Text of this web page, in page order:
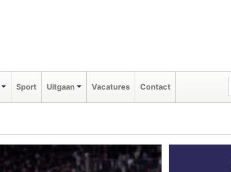
Sport Uitgaan Vacatures Contact